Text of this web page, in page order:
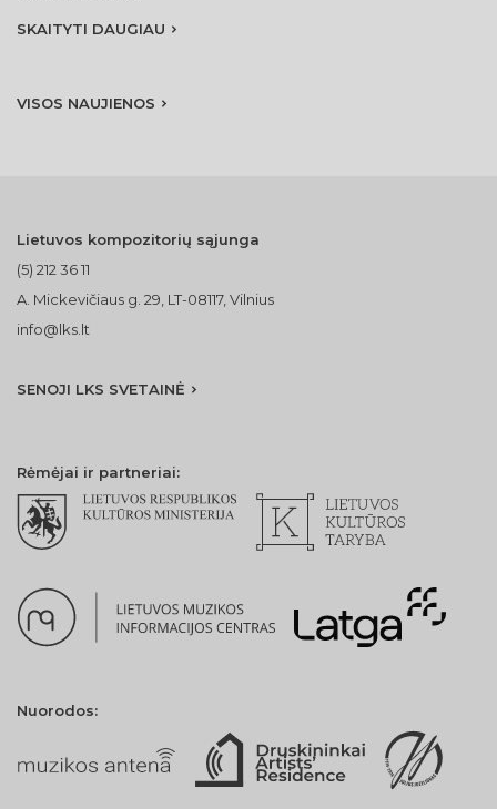
SKAITYTI DAUGIAU
VISOS NAUJIENOS
Lietuvos kompozitorių sąjunga
(5) 212 36 11
A. Mickevičiaus g. 29, LT-08117, Vilnius
info@lks.lt
SENOJI LKS SVETAINĖ
Rėmėjai ir partneriai:
Nuorodos: